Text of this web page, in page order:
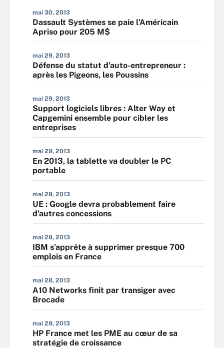
mai 30, 2013
Dassault Systèmes se paie l’Américain
Apriso pour 205 M$
mai 29, 2013
Défense du statut d'auto-entrepreneur :
après les Pigeons, les Poussins
mai 29, 2013
Support logiciels libres : Alter Way et
Capgemini ensemble pour cibler les
entreprises
mai 29, 2013
En 2013, la tablette va doubler le PC
portable
mai 28, 2013
UE : Google devra probablement faire
d’autres concessions
mai 28, 2013
IBM s’apprête à supprimer presque 700
emplois en France
mai 28, 2013
A10 Networks finit par transiger avec
Brocade
mai 28, 2013
HP France met les PME au cœur de sa
stratégie de croissance